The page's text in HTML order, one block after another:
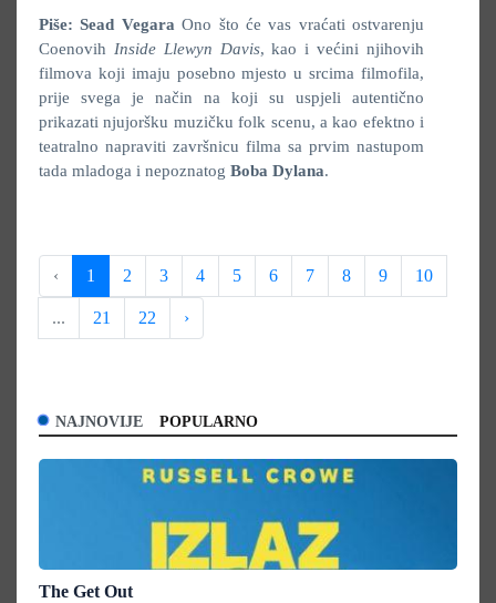
Piše: Sead Vegara Ono što će vas vraćati ostvarenju
Coenovih Inside Llewyn Davis, kao i većini njihovih
filmova koji imaju posebno mjesto u srcima filmofila,
prije svega je način na koji su uspjeli autentično
prikazati njujoršku muzičku folk scenu, a kao efektno i
teatralno napraviti završnicu filma sa prvim nastupom
tada mladoga i nepoznatog Boba Dylana.
‹ 1 2 3 4 5 6 7 8 9 10
... 21 22 ›
NAJNOVIJE POPULARNO
The Get Out